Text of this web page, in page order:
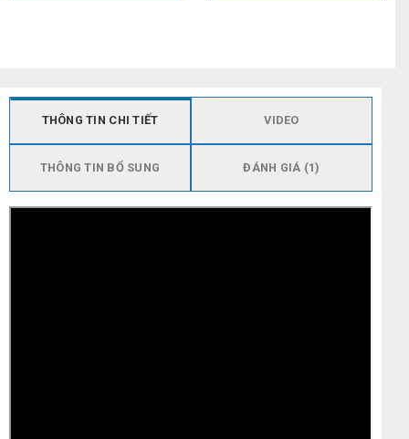
THÔNG TIN CHI TIẾT VIDEO
THÔNG TIN BỔ SUNG ĐÁNH GIÁ (1)